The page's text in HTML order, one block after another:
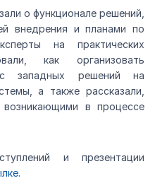
о функционале решений,
внедрения и планами по
на практических
как организовать
с западных решений на
а также рассказали,
в процессе
и презентации
.